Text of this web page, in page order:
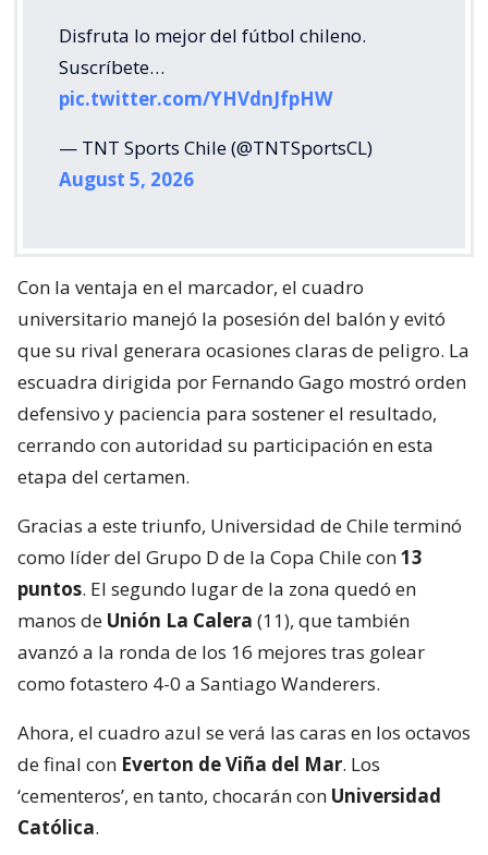
Disfruta lo mejor del fútbol chileno.
Suscríbete…
pic.twitter.com/YHVdnJfpHW
— TNT Sports Chile (@TNTSportsCL)
August 5, 2026
Con la ventaja en el marcador, el cuadro
universitario manejó la posesión del balón y evitó
que su rival generara ocasiones claras de peligro. La
escuadra dirigida por Fernando Gago mostró orden
defensivo y paciencia para sostener el resultado,
cerrando con autoridad su participación en esta
etapa del certamen.
Gracias a este triunfo, Universidad de Chile terminó
como líder del Grupo D de la Copa Chile con13
puntos. El segundo lugar de la zona quedó en
manos de Unión La Calera (11), que también
avanzó a la ronda de los 16 mejores tras golear
como fotastero 4-0 a Santiago Wanderers.
Ahora, el cuadro azul se verá las caras en los octavos
de final con Everton de Viña del Mar. Los
‘cementeros’, en tanto, chocarán con Universidad
Católica.